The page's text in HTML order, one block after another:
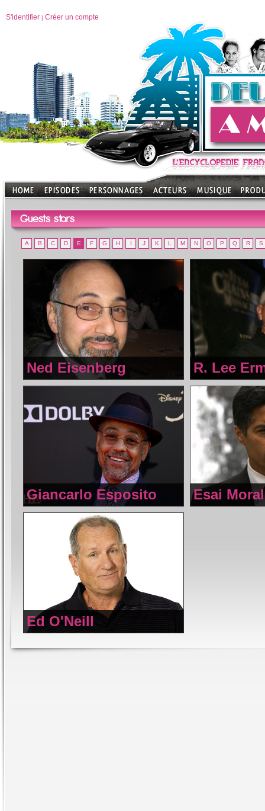
S'identifier | Créer un compte
Guests stars
A B C D E F G H I J K L M N O P Q R S
Ned Eisenberg R. Lee
Giancarlo Esposito Esai
Ed O'Neill